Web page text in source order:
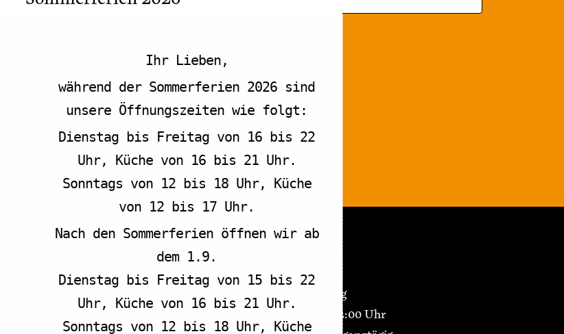
Tagungsverpflegung
Montag Ruhetag
Di-Fr 15:00 – 22:00 Uhr
Ihr Lieben,
während der Sommerferien 2026 sind
unsere Öffnungszeiten wie folgt:
Dienstag bis Freitag von 16 bis 22
Uhr, Küche von 16 bis 21 Uhr.
Sonntags von 12 bis 18 Uhr, Küche
von 12 bis 17 Uhr.
Nach den Sommerferien öffnen wir ab
dem 1.9.
Dienstag bis Freitag von 15 bis 22
Uhr, Küche von 16 bis 21 Uhr.
Sonntags von 12 bis 18 Uhr, Küche